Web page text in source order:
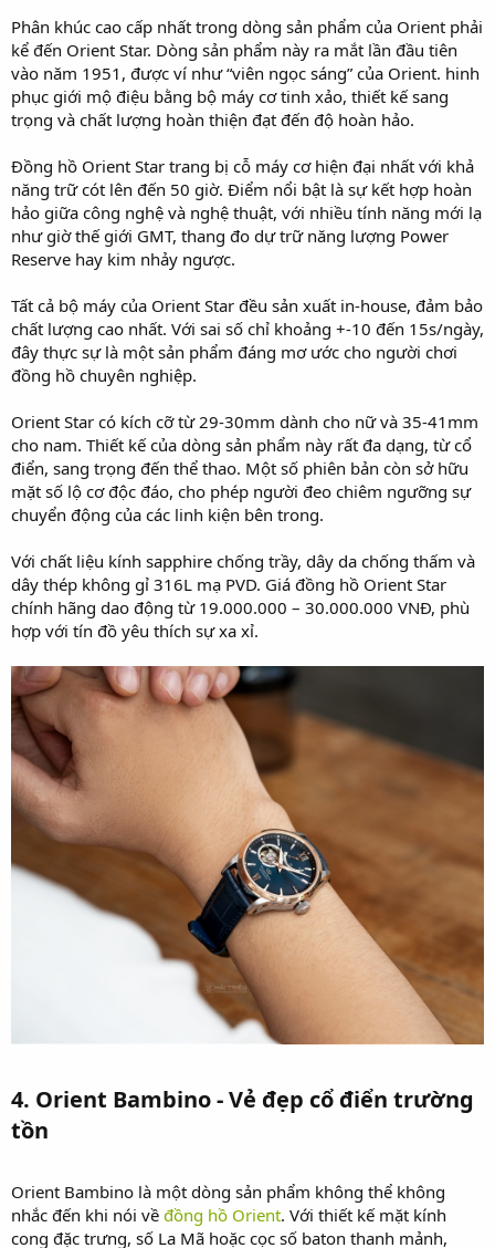
Phân khúc cao cấp nhất trong dòng sản phẩm của Orient phải
kể đến Orient Star. Dòng sản phẩm này ra mắt lần đầu tiên
vào năm 1951, được ví như “viên ngọc sáng” của Orient. hinh
phục giới mộ điệu bằng bộ máy cơ tinh xảo, thiết kế sang
trọng và chất lượng hoàn thiện đạt đến độ hoàn hảo.
Đồng hồ Orient Star trang bị cỗ máy cơ hiện đại nhất với khả
năng trữ cót lên đến 50 giờ. Điểm nổi bật là sự kết hợp hoàn
hảo giữa công nghệ và nghệ thuật, với nhiều tính năng mới lạ
như giờ thế giới GMT, thang đo dự trữ năng lượng Power
Reserve hay kim nhảy ngược.
Tất cả bộ máy của Orient Star đều sản xuất in-house, đảm bảo
chất lượng cao nhất. Với sai số chỉ khoảng +-10 đến 15s/ngày,
đây thực sự là một sản phẩm đáng mơ ước cho người chơi
đồng hồ chuyên nghiệp.
Orient Star có kích cỡ từ 29-30mm dành cho nữ và 35-41mm
cho nam. Thiết kế của dòng sản phẩm này rất đa dạng, từ cổ
điển, sang trọng đến thể thao. Một số phiên bản còn sở hữu
mặt số lộ cơ độc đáo, cho phép người đeo chiêm ngưỡng sự
chuyển động của các linh kiện bên trong.
Với chất liệu kính sapphire chống trầy, dây da chống thấm và
dây thép không gỉ 316L mạ PVD. Giá đồng hồ Orient Star
chính hãng dao động từ 19.000.000 – 30.000.000 VNĐ, phù
hợp với tín đồ yêu thích sự xa xỉ.
4. Orient Bambino - Vẻ đẹp cổ điển trường
tồn​
Orient Bambino là một dòng sản phẩm không thể không
nhắc đến khi nói về đồng hồ Orient. Với thiết kế mặt kính
cong đặc trưng, số La Mã hoặc cọc số baton thanh mảnh,